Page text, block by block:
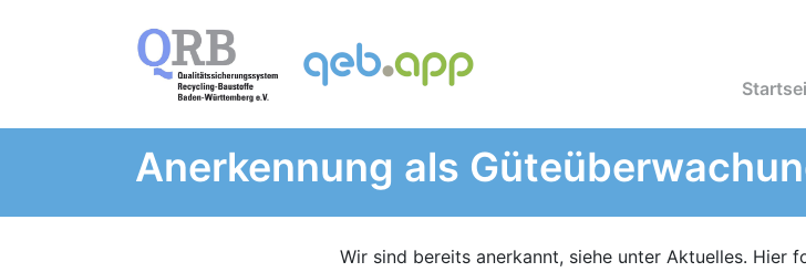
Anerkennung als
Wir sind bereits anerkannt, siehe unter Aktuelles. Hier